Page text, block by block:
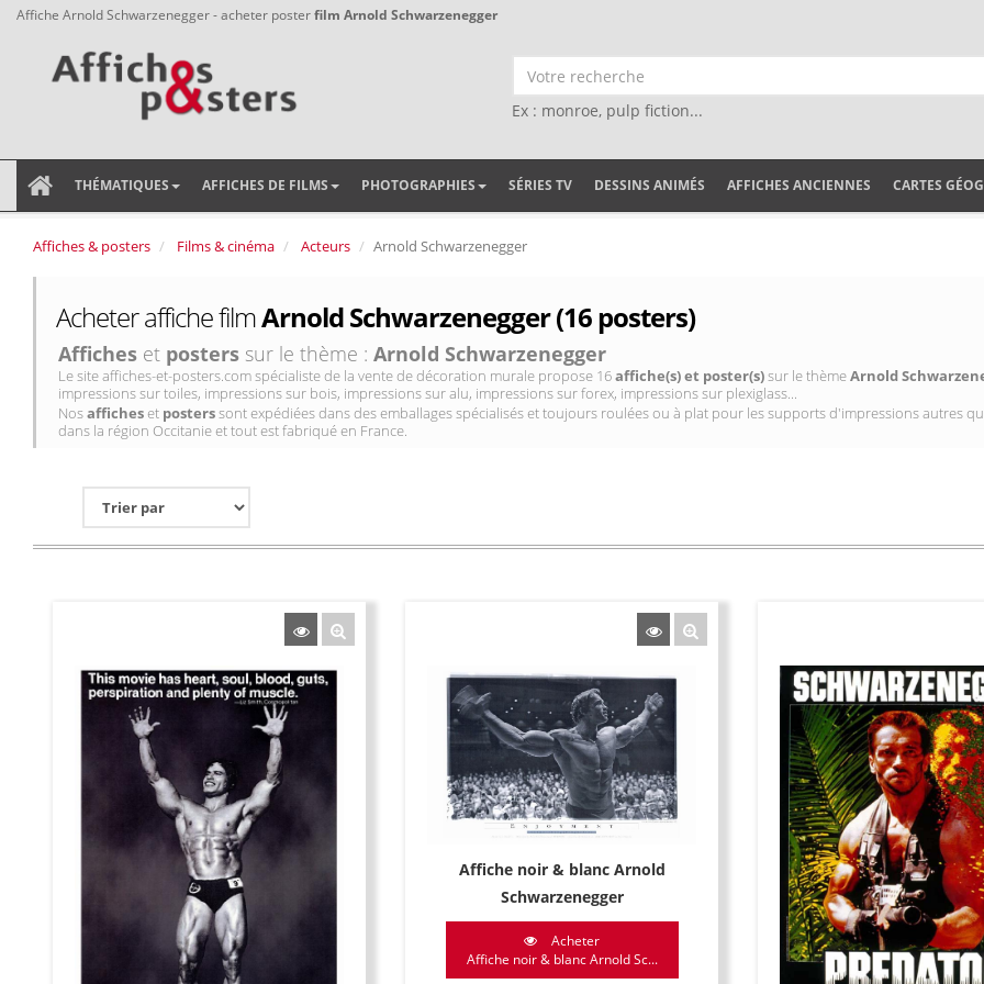
Affiche Arnold Schwarzenegger - acheter posterfilm Arnold Schwarzenegger
Ex : monroe, pulp fiction...
THÉMATIQUES AFFICHES DE FILMS PHOTOGRAPHIES SÉRIES TV DESSINS ANIMÉS AFFICHES ANCIENNES CARTES
Affiches & posters Films & cinéma Acteurs Arnold Schwarzenegger
Acheter affiche filmArnold Schwarzenegger (16 posters)
Affiches et posters sur le thème : Arnold Schwarzenegger
Le site affiches-et-posters.com spécialiste de la vente de décoration murale propose 16affiche(s) et poster(s)sur le thèmeArnold
impressions sur toiles, impressions sur bois, impressions sur alu, impressions sur forex, impressions sur plexiglass...
Nosafficheset posterssont expédiées dans des emballages spécialisés et toujours roulées ou à plat pour les supports d'impressions autres
dans la région Occitanie et tout est fabriqué en France.
Affiche noir & blanc Arnold
Schwarzenegger
Acheter
Affiche noir & blanc Arnold Sc...